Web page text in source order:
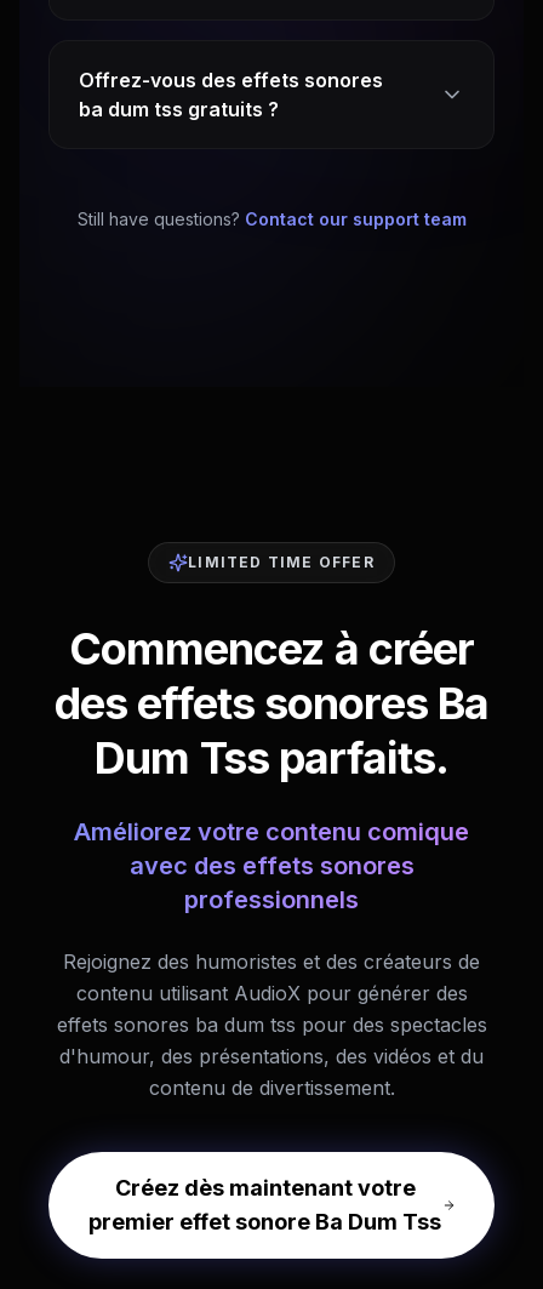
Offrez-vous des effets sonores
ba dum tss gratuits ?
Still have questions? Contact our support team
LIMITED TIME OFFER
Commencez à créer
des effets sonores Ba
Dum Tss parfaits.
Améliorez votre contenu comique
avec des effets sonores
professionnels
Rejoignez des humoristes et des créateurs de
contenu utilisant AudioX pour générer des
effets sonores ba dum tss pour des spectacles
d'humour, des présentations, des vidéos et du
contenu de divertissement.
Créez dès maintenant votre
premier effet sonore Ba Dum Tss